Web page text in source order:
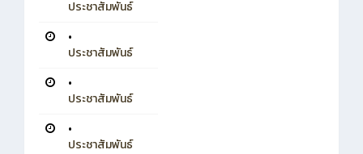
ประชาสัมพันธ์
•
ประชาสัมพันธ์
•
ประชาสัมพันธ์
•
ประชาสัมพันธ์